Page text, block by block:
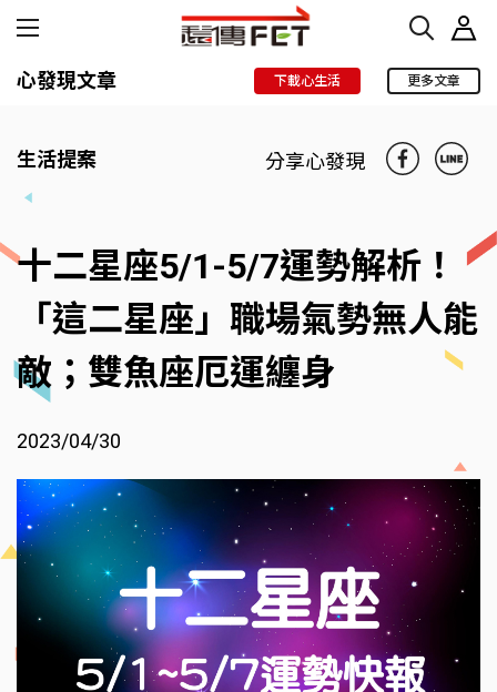
心發現文章 下載心生活 更多文章
生活提案 分享心發現
十二星座5/1-5/7運勢解析！
「這二星座」職場氣勢無人能
敵；雙魚座厄運纏身
2023/04/30